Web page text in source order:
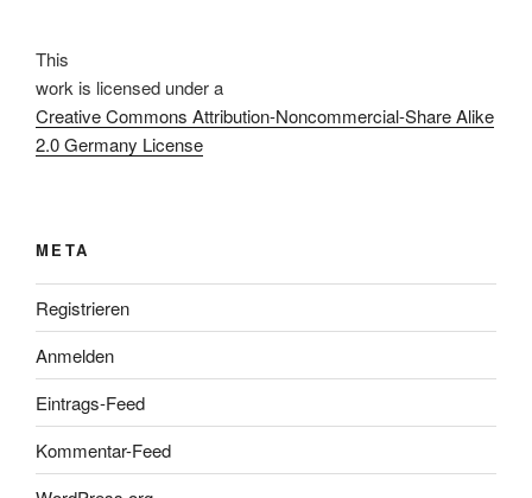
This
work is licensed under a
Creative Commons Attribution-Noncommercial-Share Alike
2.0 Germany License
META
Registrieren
Anmelden
Eintrags-Feed
Kommentar-Feed